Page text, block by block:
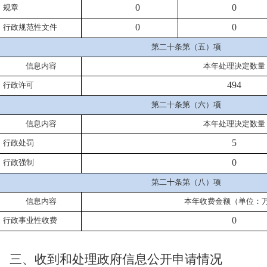
规章 0 0
行政规范性文件 0 0
第二十条第（五）项
信息内容 本年处理决定数量
行政许可 494
第二十条第（六）项
信息内容 本年处理决定数量
行政处罚 5
行政强制 0
第二十条第（八）项
信息内容 本年收费金额（单位：万
行政事业性收费 0
三、收到和处理政府信息公开申请情况